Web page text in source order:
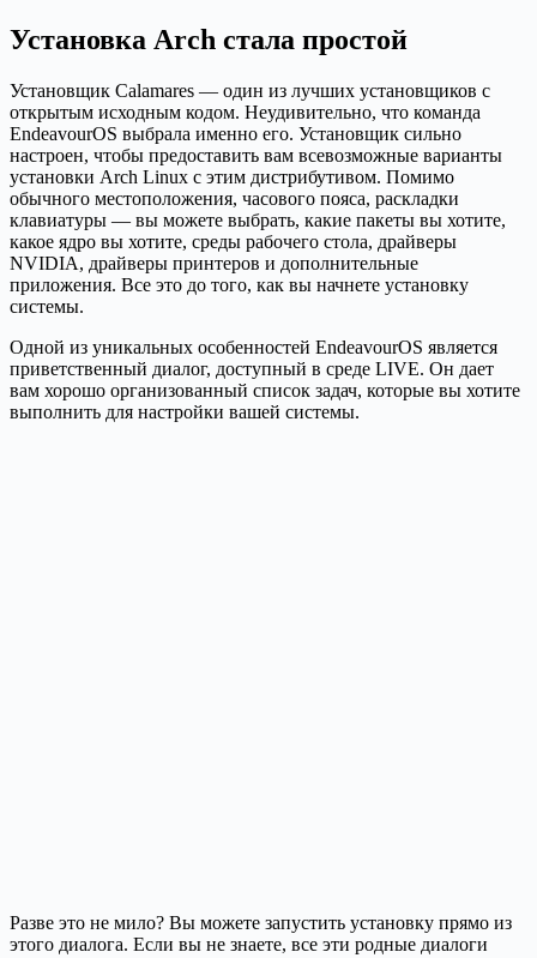
Установка Arch стала простой
Установщик Calamares — один из лучших установщиков с
открытым исходным кодом. Неудивительно, что команда
EndeavourOS выбрала именно его. Установщик сильно
настроен, чтобы предоставить вам всевозможные варианты
установки Arch Linux с этим дистрибутивом. Помимо
обычного местоположения, часового пояса, раскладки
клавиатуры — вы можете выбрать, какие пакеты вы хотите,
какое ядро вы хотите, среды рабочего стола, драйверы
NVIDIA, драйверы принтеров и дополнительные
приложения. Все это до того, как вы начнете установку
системы.
Одной из уникальных особенностей EndeavourOS является
приветственный диалог, доступный в среде LIVE. Он дает
вам хорошо организованный список задач, которые вы хотите
выполнить для настройки вашей системы.
Разве это не мило? Вы можете запустить установку прямо из
этого диалога. Если вы не знаете, все эти родные диалоги